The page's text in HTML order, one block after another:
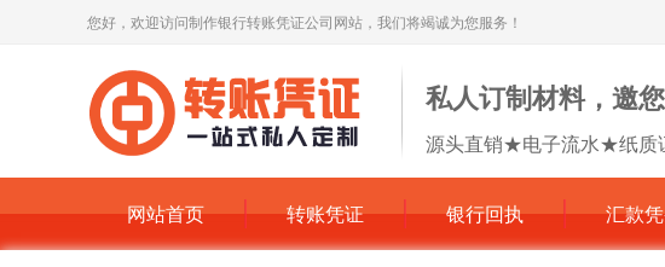
您好，欢迎访问制作银行转账凭证公司网站，我们将竭诚为您服务！
私人订制材料，邀
源头直销★电子流水★纸质
网站首页 转账凭证 银行回执 汇款